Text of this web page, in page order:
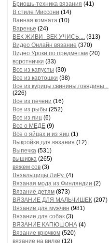
Бриошь-техника вязания (41)
В стиле Миссони (14)
Ванная комната (10)
Варенье (24)
ВЕК ЖИВИ_ВЕК УЧИСЬ.... (313)
Видео Онлайн вязание (370)
Видео Уроки по предметам (20)
воротнички (33)
Все из капусты (30)
Все из картошки (38)
Все из курицы,свинины,говядины...
(226)
Все из печени (16)
Все из рыбы (252)
Все из яиц (6)
Все о МЕДЕ (9)
Все о яйцах и из яиц (1)
Выкройки для вязания (12)
Выпечка (531)
вышивка (265)
вяжем сов (3)
Вязальщицы ЛиРу. (4)
Вязаная мода из Финляндии (2)
Вязание детям (873)
ВЯЗАНИЕ ДЛЯ МАЛЬЧИШЕК (207)
Вязание для мужчин (981)
Вязание для собак (3)
ВЯЗАНИЕ КАПЮШОНА (4)
Вязание крючком (520)
вязание на вилке (12)